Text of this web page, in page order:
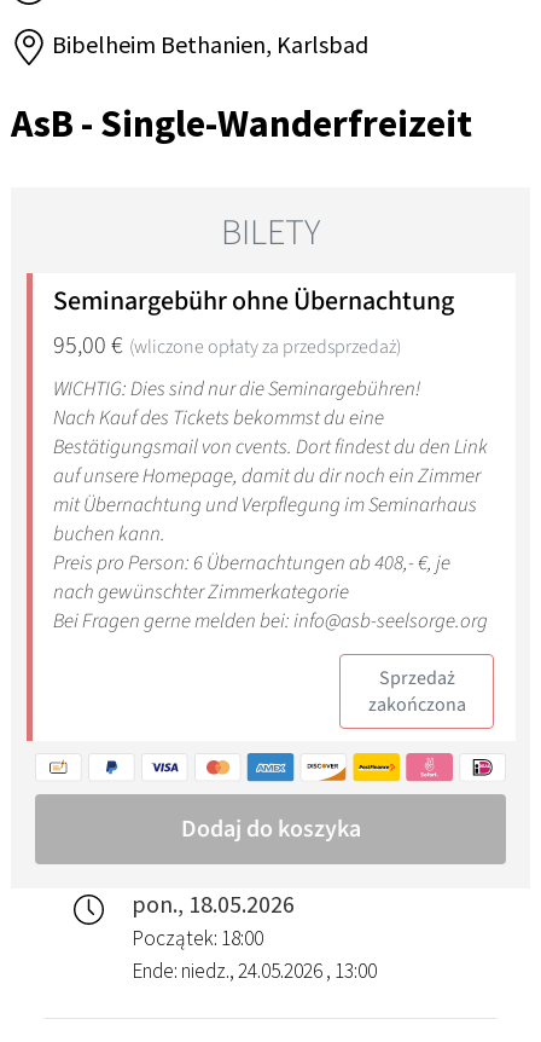
Bibelheim Bethanien, Karlsbad
AsB - Single-Wanderfreizeit
pon., 18.05.2026
Początek: 18:00
Ende: niedz., 24.05.2026 , 13:00